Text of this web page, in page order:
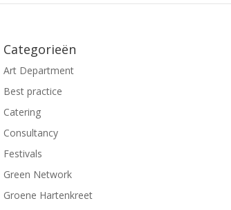
Categorieën
Art Department
Best practice
Catering
Consultancy
Festivals
Green Network
Groene Hartenkreet